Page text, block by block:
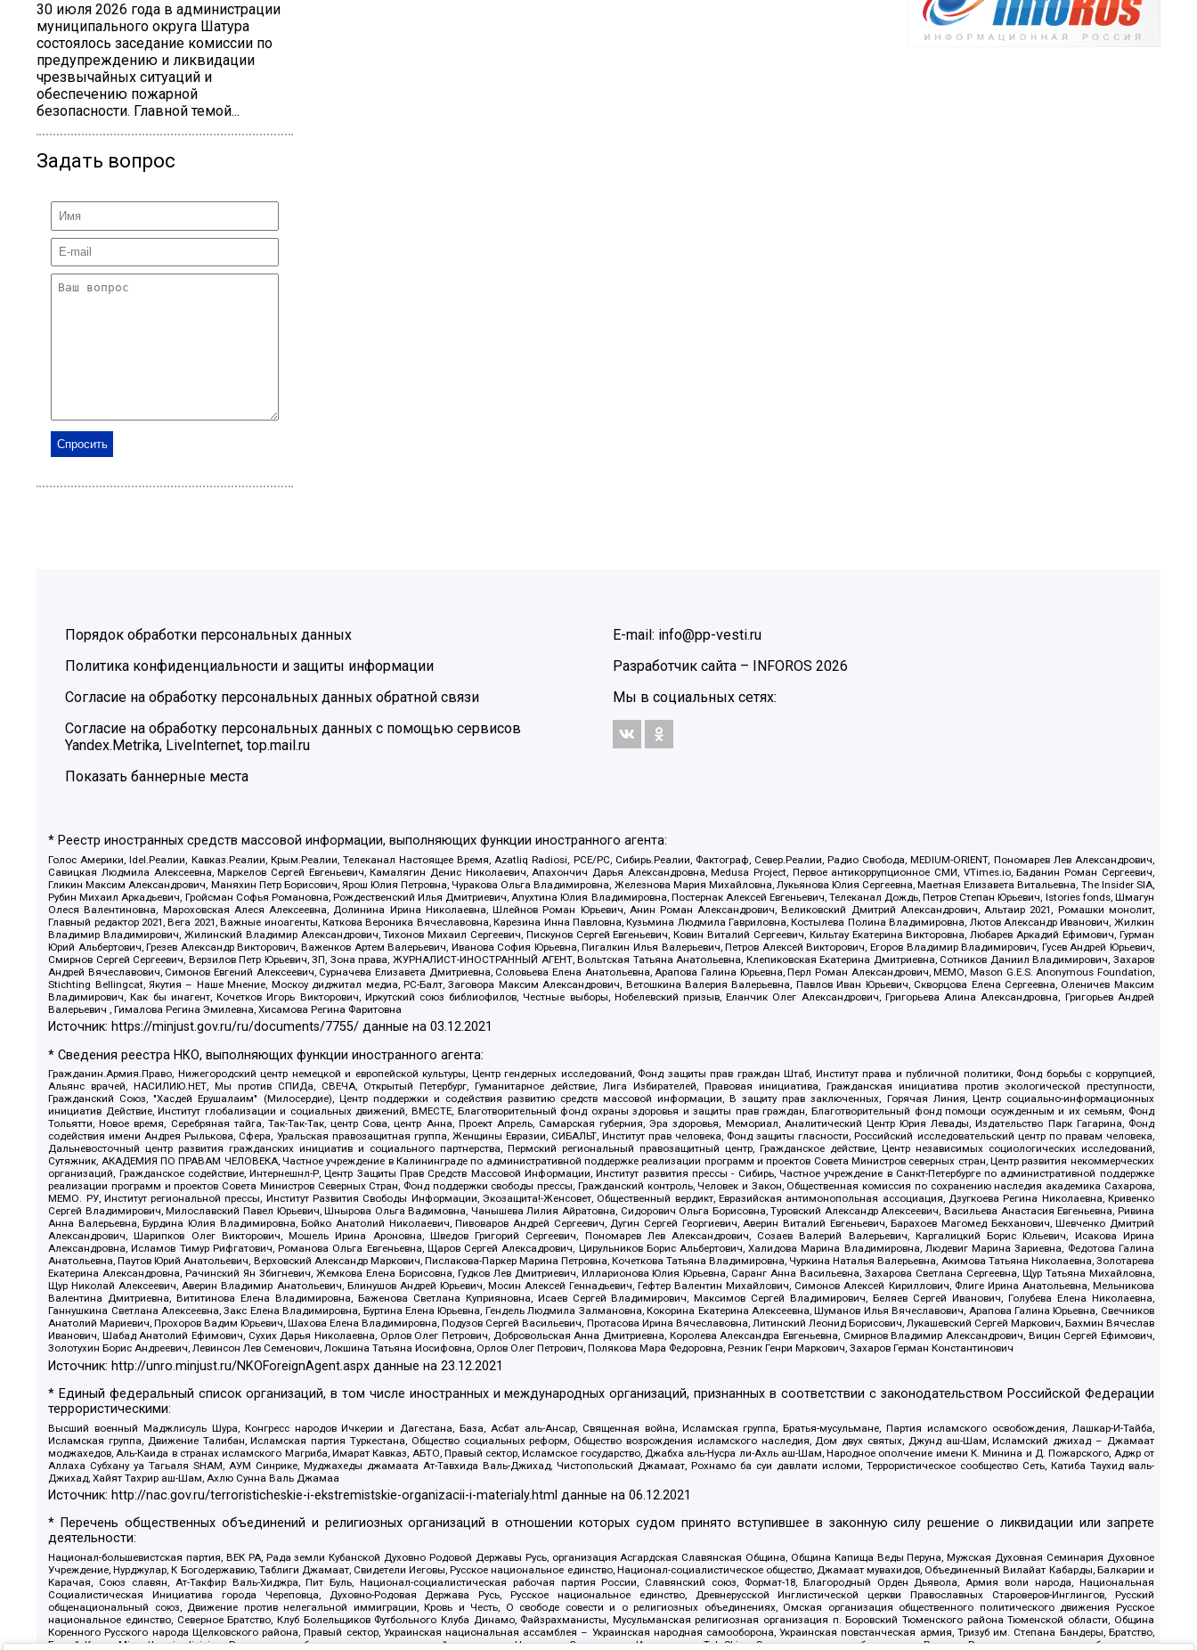
30 июля 2026 года в администрации
муниципального округа Шатура
состоялось заседание комиссии по
предупреждению и ликвидации
чрезвычайных ситуаций и
обеспечению пожарной
безопасности. Главной темой...
Задать вопрос
Порядок обработки персональных данных
Политика конфиденциальности и защиты информации
Согласие на обработку персональных данных обратной связи
Согласие на обработку персональных данных с помощью сервисов
Yandex.Metrika, LiveInternet, top.mail.ru
Показать баннерные места
E-mail: info@pp-vesti.ru
Разработчик сайта –
INFOROS 2026
Мы в социальных сетях:
* Реестр иностранных средств массовой информации, выполняющих функции иностранного агента:
Голос Америки, Idel.Реалии, Кавказ.Реалии, Крым.Реалии, Телеканал Настоящее Время, Azatliq Radiosi, PCE/PC, Сибирь.Реалии, Фактограф, Север.Реалии, Радио Свобода, MEDIUM-ORIENT, Пономарев Лев Александрович,
Савицкая Людмила Алексеевна, Маркелов Сергей Евгеньевич, Камалягин Денис Николаевич, Апахончич Дарья Александровна, Medusa Project, Первое антикоррупционное СМИ, VTimes.io, Баданин Роман Сергеевич,
Гликин Максим Александрович, Маняхин Петр Борисович, Ярош Юлия Петровна, Чуракова Ольга Владимировна, Железнова Мария Михайловна, Лукьянова Юлия Сергеевна, Маетная Елизавета Витальевна, The Insider SIA,
Рубин Михаил Аркадьевич, Гройсман Софья Романовна, Рождественский Илья Дмитриевич, Апухтина Юлия Владимировна, Постернак Алексей Евгеньевич, Телеканал Дождь, Петров Степан Юрьевич, Istories fonds, Шмагун
Олеся Валентиновна, Мароховская Алеся Алексеевна, Долинина Ирина Николаевна, Шлейнов Роман Юрьевич, Анин Роман Александрович, Великовский Дмитрий Александрович, Альтаир 2021, Ромашки монолит,
Главный редактор 2021, Вега 2021, Важные иноагенты, Каткова Вероника Вячеславовна, Карезина Инна Павловна, Кузьмина Людмила Гавриловна, Костылева Полина Владимировна, Лютов Александр Иванович, Жилкин
Владимир Владимирович, Жилинский Владимир Александрович, Тихонов Михаил Сергеевич, Пискунов Сергей Евгеньевич, Ковин Виталий Сергеевич, Кильтау Екатерина Викторовна, Любарев Аркадий Ефимович, Гурман
Юрий Альбертович, Грезев Александр Викторович, Важенков Артем Валерьевич, Иванова София Юрьевна, Пигалкин Илья Валерьевич, Петров Алексей Викторович, Егоров Владимир Владимирович, Гусев Андрей Юрьевич,
Смирнов Сергей Сергеевич, Верзилов Петр Юрьевич, ЗП, Зона права, ЖУРНАЛИСТ-ИНОСТРАННЫЙ АГЕНТ, Вольтская Татьяна Анатольевна, Клепиковская Екатерина Дмитриевна, Сотников Даниил Владимирович, Захаров
Андрей Вячеславович, Симонов Евгений Алексеевич, Сурначева Елизавета Дмитриевна, Соловьева Елена Анатольевна, Арапова Галина Юрьевна, Перл Роман Александрович, МЕМО, Mason G.E.S. Anonymous Foundation,
Stichting Bellingcat, Якутия – Наше Мнение, Москоу диджитал медиа, РС-Балт, Заговора Максим Александрович, Ветошкина Валерия Валерьевна, Павлов Иван Юрьевич, Скворцова Елена Сергеевна, Оленичев Максим
Владимирович, Как бы инагент, Кочетков Игорь Викторович, Иркутский союз библиофилов, Честные выборы, Нобелевский призыв, Еланчик Олег Александрович, Григорьева Алина Александровна, Григорьев Андрей
Валерьевич , Гималова Регина Эмилевна, Хисамова Регина Фаритовна
Источник: https://minjust.gov.ru/ru/documents/7755/ данные на03.12.2021
* Сведения реестра НКО, выполняющих функции иностранного агента:
Гражданин.Армия.Право, Нижегородский центр немецкой и европейской культуры, Центр гендерных исследований, Фонд защиты прав граждан Штаб, Институт права и публичной политики, Фонд борьбы с коррупцией,
Альянс врачей, НАСИЛИЮ.НЕТ, Мы против СПИДа, СВЕЧА, Открытый Петербург, Гуманитарное действие, Лига Избирателей, Правовая инициатива, Гражданская инициатива против экологической преступности,
Гражданский Союз, "Хасдей Ерушалаим" (Милосердие), Центр поддержки и содействия развитию средств массовой информации, В защиту прав заключенных, Горячая Линия, Центр социально-информационных
инициатив Действие, Институт глобализации и социальных движений, ВМЕСТЕ, Благотворительный фонд охраны здоровья и защиты прав граждан, Благотворительный фонд помощи осужденным и их семьям, Фонд
Тольятти, Новое время, Серебряная тайга, Так-Так-Так, центр Сова, центр Анна, Проект Апрель, Самарская губерния, Эра здоровья, Мемориал, Аналитический Центр Юрия Левады, Издательство Парк Гагарина, Фонд
содействия имени Андрея Рылькова, Сфера, Уральская правозащитная группа, Женщины Евразии, СИБАЛЬТ, Институт прав человека, Фонд защиты гласности, Российский исследовательский центр по правам человека,
Дальневосточный центр развития гражданских инициатив и социального партнерства, Пермский региональный правозащитный центр, Гражданское действие, Центр независимых социологических исследований,
Сутяжник, АКАДЕМИЯ ПО ПРАВАМ ЧЕЛОВЕКА, Частное учреждение в Калининграде по административной поддержке реализации программ и проектов Совета Министров северных стран, Центр развития некоммерческих
организаций, Гражданское содействие, Интернешнл-Р, Центр Защиты Прав Средств Массовой Информации, Институт развития прессы - Сибирь, Частное учреждение в Санкт-Петербурге по административной поддержке
реализации программ и проектов Совета Министров Северных Стран, Фонд поддержки свободы прессы, Гражданский контроль, Человек и Закон, Общественная комиссия по сохранению наследия академика Сахарова,
МЕМО. РУ, Институт региональной прессы, Институт Развития Свободы Информации, Экозащита!-Женсовет, Общественный вердикт, Евразийская антимонопольная ассоциация, Дзугкоева Регина Николаевна, Кривенко
Сергей Владимирович, Милославский Павел Юрьевич, Шнырова Ольга Вадимовна, Чанышева Лилия Айратовна, Сидорович Ольга Борисовна, Туровский Александр Алексеевич, Васильева Анастасия Евгеньевна, Ривина
Анна Валерьевна, Бурдина Юлия Владимировна, Бойко Анатолий Николаевич, Пивоваров Андрей Сергеевич, Дугин Сергей Георгиевич, Аверин Виталий Евгеньевич, Барахоев Магомед Бекханович, Шевченко Дмитрий
Александрович, Шарипков Олег Викторович, Мошель Ирина Ароновна, Шведов Григорий Сергеевич, Пономарев Лев Александрович, Созаев Валерий Валерьевич, Каргалицкий Борис Юльевич, Исакова Ирина
Александровна, Исламов Тимур Рифгатович, Романова Ольга Евгеньевна, Щаров Сергей Алексадрович, Цирульников Борис Альбертович, Халидова Марина Владимировна, Людевиг Марина Зариевна, Федотова Галина
Анатольевна, Паутов Юрий Анатольевич, Верховский Александр Маркович, Пислакова-Паркер Марина Петровна, Кочеткова Татьяна Владимировна, Чуркина Наталья Валерьевна, Акимова Татьяна Николаевна, Золотарева
Екатерина Александровна, Рачинский Ян Збигневич, Жемкова Елена Борисовна, Гудков Лев Дмитриевич, Илларионова Юлия Юрьевна, Саранг Анна Васильевна, Захарова Светлана Сергеевна, Щур Татьяна Михайловна,
Щур Николай Алексеевич, Аверин Владимир Анатольевич, Блинушов Андрей Юрьевич, Мосин Алексей Геннадьевич, Гефтер Валентин Михайлович, Симонов Алексей Кириллович, Флиге Ирина Анатольевна, Мельникова
Валентина Дмитриевна, Вититинова Елена Владимировна, Баженова Светлана Куприяновна, Исаев Сергей Владимирович, Максимов Сергей Владимирович, Беляев Сергей Иванович, Голубева Елена Николаевна,
Ганнушкина Светлана Алексеевна, Закс Елена Владимировна, Буртина Елена Юрьевна, Гендель Людмила Залмановна, Кокорина Екатерина Алексеевна, Шуманов Илья Вячеславович, Арапова Галина Юрьевна, Свечников
Анатолий Мариевич, Прохоров Вадим Юрьевич, Шахова Елена Владимировна, Подузов Сергей Васильевич, Протасова Ирина Вячеславовна, Литинский Леонид Борисович, Лукашевский Сергей Маркович, Бахмин Вячеслав
Иванович, Шабад Анатолий Ефимович, Сухих Дарья Николаевна, Орлов Олег Петрович, Добровольская Анна Дмитриевна, Королева Александра Евгеньевна, Смирнов Владимир Александрович, Вицин Сергей Ефимович,
Золотухин Борис Андреевич, Левинсон Лев Семенович, Локшина Татьяна Иосифовна, Орлов Олег Петрович, Полякова Мара Федоровна, Резник Генри Маркович, Захаров Герман Константинович
Источник: http://unro.minjust.ru/NKOForeignAgent.aspx данные на23.12.2021
* Единый федеральный список организаций, в том числе иностранных и международных организаций, признанных в соответствии с законодательством Российской Федерации
террористическими:
Высший военный Маджлисуль Шура, Конгресс народов Ичкерии и Дагестана, База, Асбат аль-Ансар, Священная война, Исламская группа, Братья-мусульмане, Партия исламского освобождения, Лашкар-И-Тайба,
Исламская группа, Движение Талибан, Исламская партия Туркестана, Общество социальных реформ, Общество возрождения исламского наследия, Дом двух святых, Джунд аш-Шам, Исламский джихад – Джамаат
моджахедов, Аль-Каида в странах исламского Магриба, Имарат Кавказ, АБТО, Правый сектор, Исламское государство, Джабха аль-Нусра ли-Ахль аш-Шам, Народное ополчение имени К. Минина и Д. Пожарского, Аджр от
Аллаха Субхану уа Тагьаля SHAM, АУМ Синрике, Муджахеды джамаата Ат-Тавхида Валь-Джихад, Чистопольский Джамаат, Рохнамо ба суи давлати исломи, Террористическое сообщество Сеть, Катиба Таухид валь-
Джихад, Хайят Тахрир аш-Шам, Ахлю Сунна Валь Джамаа
Источник: http://nac.gov.ru/terroristicheskie-i-ekstremistskie-organizacii-i-materialy.html данные на06.12.2021
* Перечень общественных объединений и религиозных организаций в отношении которых судом принято вступившее в законную силу решение о ликвидации или запрете
деятельности:
Национал-большевистская партия, ВЕК РА, Рада земли Кубанской Духовно Родовой Державы Русь, организация Асгардская Славянская Община, Община Капища Веды Перуна, Мужская Духовная Семинария Духовное
Учреждение, Нурджулар, К Богодержавию, Таблиги Джамаат, Свидетели Иеговы, Русское национальное единство, Национал-социалистическое общество, Джамаат мувахидов, Объединенный Вилайат Кабарды, Балкарии и
Карачая, Союз славян, Ат-Такфир Валь-Хиджра, Пит Буль, Национал-социалистическая рабочая партия России, Славянский союз, Формат-18, Благородный Орден Дьявола, Армия воли народа, Национальная
Социалистическая Инициатива города Череповца, Духовно-Родовая Держава Русь, Русское национальное единство, Древнерусской Инглистической церкви Православных Староверов-Инглингов, Русский
общенациональный союз, Движение против нелегальной иммиграции, Кровь и Честь, О свободе совести и о религиозных объединениях, Омская организация общественного политического движения Русское
национальное единство, Северное Братство, Клуб Болельщиков Футбольного Клуба Динамо, Файзрахманисты, Мусульманская религиозная организация п. Боровский Тюменского района Тюменской области, Община
Коренного Русского народа Щелковского района, Правый сектор, Украинская национальная ассамблея – Украинская народная самооборона, Украинская повстанческая армия, Тризуб им. Степана Бандеры, Братство,
Белый Крест, Misanthropic division, Религиозное объединение последователей инглиизма, Народная Социальная Инициатива, TulaSkins, Этнополитическое объединение Русские, Русское национальное объединение